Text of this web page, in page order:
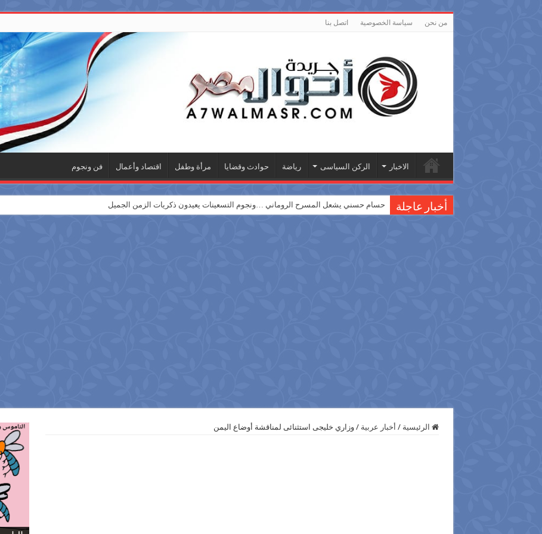
من نحن سياسة الخصوصية اتصل بنا
الاخبار الركن السياسى رياضة حوادث وقضايا مرأة وطفل اقتصاد وأعمال فن ونجوم
أخبار عاجلة حسام حسني يشعل المسرح الروماني …ونجوم التسعينات يعيدون ذكريات الزمن الجميل
الرئيسية / أخبار عربية / وزاري خليجى استثنائى لمناقشة أوضاع ‫‏اليمن‬